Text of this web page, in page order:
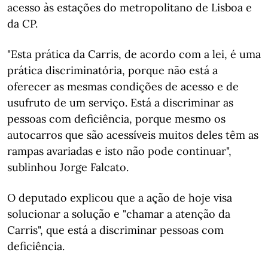
acesso às estações do metropolitano de Lisboa e
da CP.
"Esta prática da Carris, de acordo com a lei, é uma
prática discriminatória, porque não está a
oferecer as mesmas condições de acesso e de
usufruto de um serviço. Está a discriminar as
pessoas com deficiência, porque mesmo os
autocarros que são acessíveis muitos deles têm as
rampas avariadas e isto não pode continuar",
sublinhou Jorge Falcato.
O deputado explicou que a ação de hoje visa
solucionar a solução e "chamar a atenção da
Carris", que está a discriminar pessoas com
deficiência.